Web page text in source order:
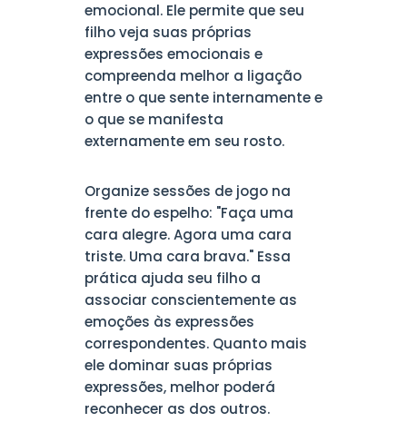
emocional. Ele permite que seu
filho veja suas próprias
expressões emocionais e
compreenda melhor a ligação
entre o que sente internamente e
o que se manifesta
externamente em seu rosto.
Organize sessões de jogo na
frente do espelho: "Faça uma
cara alegre. Agora uma cara
triste. Uma cara brava." Essa
prática ajuda seu filho a
associar conscientemente as
emoções às expressões
correspondentes. Quanto mais
ele dominar suas próprias
expressões, melhor poderá
reconhecer as dos outros.